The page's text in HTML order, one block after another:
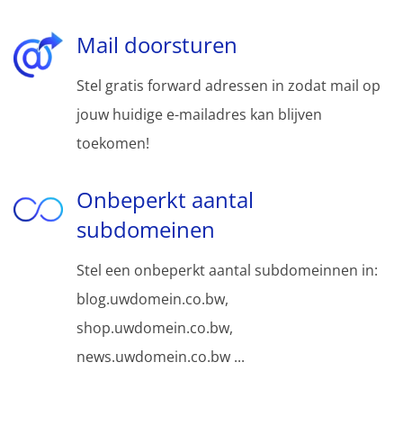
Mail doorsturen
Stel gratis forward adressen in zodat mail op
jouw huidige e-mailadres kan blijven
toekomen!
Onbeperkt aantal
subdomeinen
Stel een onbeperkt aantal subdomeinnen in:
blog.uwdomein.co.bw,
shop.uwdomein.co.bw,
news.uwdomein.co.bw ...